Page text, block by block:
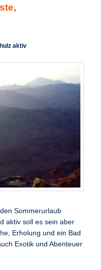
aktiv
Sommerurlaub
aktiv soll es sein aber
Erholung und ein Bad
Exotik und Abenteuer